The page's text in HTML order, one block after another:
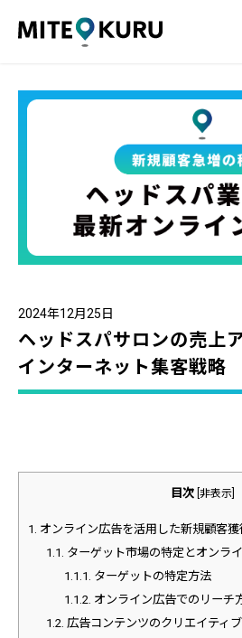
2024年12月25日
ヘッドスパサロンの売上
インターネット集客戦略
目次 非表示]
1. オンライン広告を活用した新規顧客
1.1. ターゲット市場の特定とオンラ
1.1.1. ターゲットの特定方法
1.1.2. オンライン広告でのリーチ
1.2. 広告コンテンツのクリエイティ